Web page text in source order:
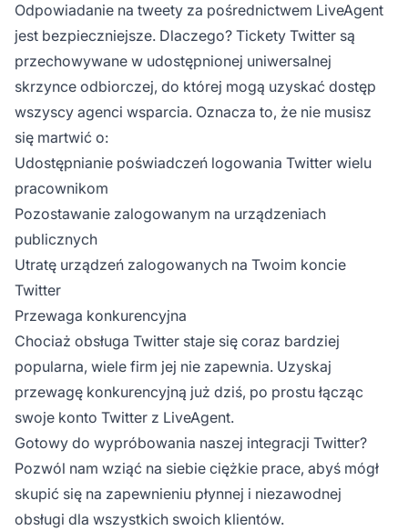
Odpowiadanie na tweety za pośrednictwem LiveAgent
jest bezpieczniejsze. Dlaczego? Tickety Twitter są
przechowywane w udostępnionej uniwersalnej
skrzynce odbiorczej, do której mogą uzyskać dostęp
wszyscy agenci wsparcia. Oznacza to, że nie musisz
się martwić o:
Udostępnianie poświadczeń logowania Twitter wielu
pracownikom
Pozostawanie zalogowanym na urządzeniach
publicznych
Utratę urządzeń zalogowanych na Twoim koncie
Twitter
Przewaga konkurencyjna
Chociaż obsługa Twitter staje się coraz bardziej
popularna, wiele firm jej nie zapewnia. Uzyskaj
przewagę konkurencyjną już dziś, po prostu łącząc
swoje konto Twitter z LiveAgent.
Gotowy do wypróbowania naszej integracji Twitter?
Pozwól nam wziąć na siebie ciężkie prace, abyś mógł
skupić się na zapewnieniu płynnej i niezawodnej
obsługi dla wszystkich swoich klientów.